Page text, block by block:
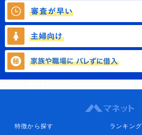
特徴から探す
ランキング